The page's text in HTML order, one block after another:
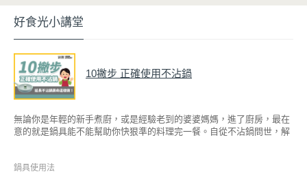
好食光小講堂
10撇步 正確使用不沾鍋
無論你是年輕的新手煮廚，或是經驗老到的婆婆媽媽，進了廚房，最在
意的就是鍋具能不能幫助你快狠準的料理完一餐。自從不沾鍋問世，解
因此金鑽不沾系列的鍋具，更年年穩居銷售排行榜的前幾名。然而如何
鍋具使用法